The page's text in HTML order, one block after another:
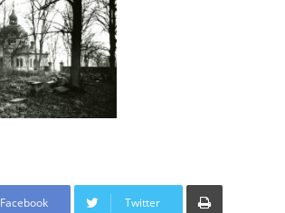
Facebook Twitter
Tisknout